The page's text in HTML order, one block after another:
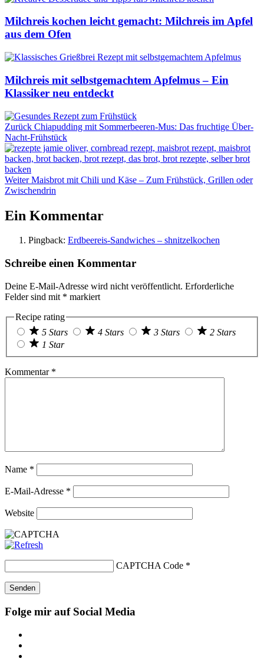
Milchreis kochen leicht gemacht: Milchreis im Apfel
aus dem Ofen
Milchreis mit selbstgemachtem Apfelmus – Ein
Klassiker neu entdeckt
Zurück Chiapudding mit Sommerbeeren-Mus: Das fruchtige Über-
Nacht-Frühstück
WeiterMaisbrot mit Chili und Käse – Zum Frühstück, Grillen oder
Zwischendrin
Ein Kommentar
Pingback: Erdbeereis-Sandwiches – shnitzelkochen
Schreibe einen Kommentar
Deine E-Mail-Adresse wird nicht veröffentlicht. Erforderliche
Felder sind mit * markiert
Recipe rating
5 Stars
4 Stars 3 Stars
2 Stars
1 Star
Kommentar *
Name *
E-Mail-Adresse *
Website
CAPTCHA Code *
Folge mir auf Social Media